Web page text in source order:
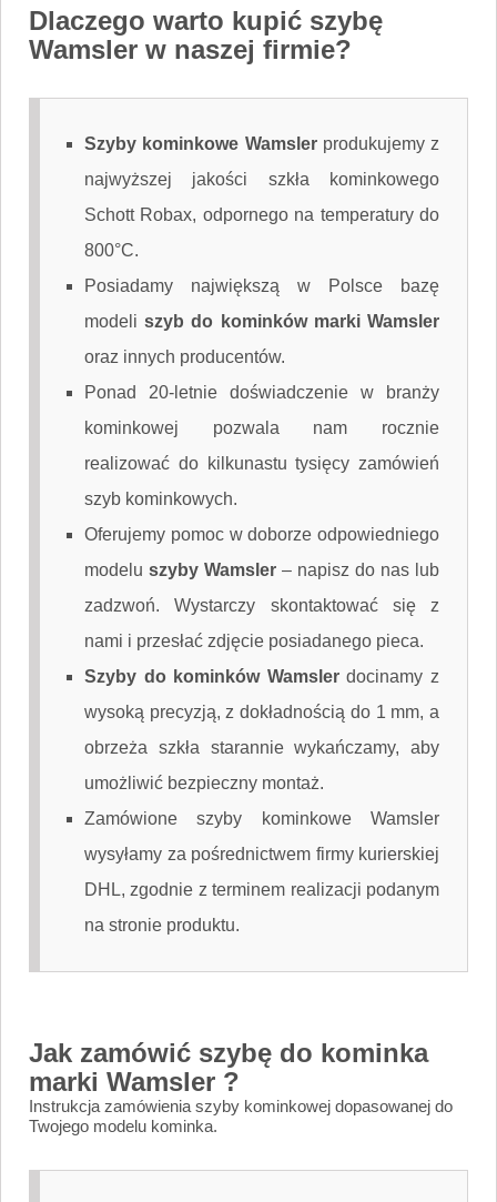
Dlaczego warto kupić szybę
Wamsler w naszej firmie?
Szyby kominkowe Wamslerprodukujemy z
najwyższej jakości szkła kominkowego
Schott Robax, odpornego na temperatury do
800°C.
Posiadamy największą w Polsce bazę
modeliszyb do kominków marki Wamsler
oraz innych producentów.
Ponad 20-letnie doświadczenie w branży
kominkowej pozwala nam rocznie
realizować do kilkunastu tysięcy zamówień
szyb kominkowych.
Oferujemy pomoc w doborze odpowiedniego
modelu szyby Wamsler – napisz do nas lub
zadzwoń. Wystarczy skontaktować się z
nami i przesłać zdjęcie posiadanego pieca.
Szyby do kominków Wamslerdocinamy z
wysoką precyzją, z dokładnością do 1 mm, a
obrzeża szkła starannie wykańczamy, aby
umożliwić bezpieczny montaż.
Zamówione szyby kominkowe Wamsler
wysyłamy za pośrednictwem firmy kurierskiej
DHL, zgodnie z terminem realizacji podanym
na stronie produktu.
Jak zamówić szybę do kominka
marki Wamsler ?
Instrukcja zamówienia szyby kominkowej dopasowanej do
Twojego modelu kominka.